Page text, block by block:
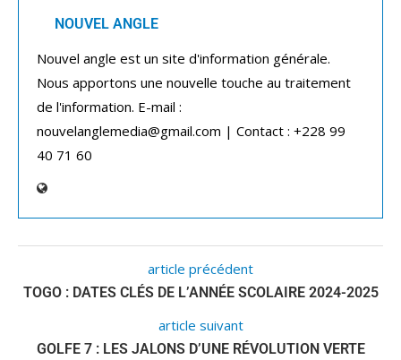
NOUVEL ANGLE
Nouvel angle est un site d'information générale.
Nous apportons une nouvelle touche au traitement
de l'information. E-mail :
nouvelanglemedia@gmail.com | Contact : +228 99
40 71 60
article précédent
TOGO : DATES CLÉS DE L’ANNÉE SCOLAIRE 2024-2025
article suivant
GOLFE 7 : LES JALONS D’UNE RÉVOLUTION VERTE